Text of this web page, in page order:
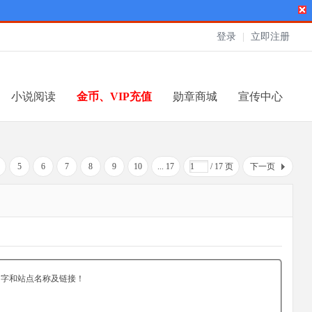
登录 立即注册
小说阅读 金币、VIP充值 勋章商城 宣传中心
5 6 7 8 9 10 ... 17 / 17 页 下一页
和站点名称及链接！